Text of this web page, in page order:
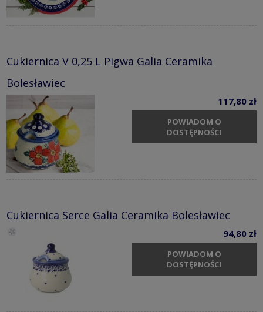
Cukiernica V 0,25 L Pigwa Galia Ceramika
Bolesławiec
117,80 zł
POWIADOM O
DOSTĘPNOŚCI
Cukiernica Serce Galia Ceramika Bolesławiec
94,80 zł
POWIADOM O
DOSTĘPNOŚCI